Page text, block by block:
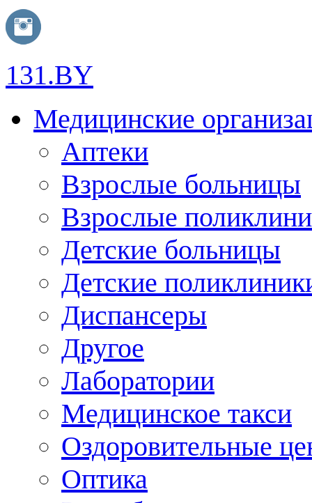
131.BY
Медицинские
Аптеки
Взрослые больницы
Взрослые
Детские больницы
Детские
Диспансеры
Другое
Лаборатории
Медицинское такси
Оздоровительные
Оптика